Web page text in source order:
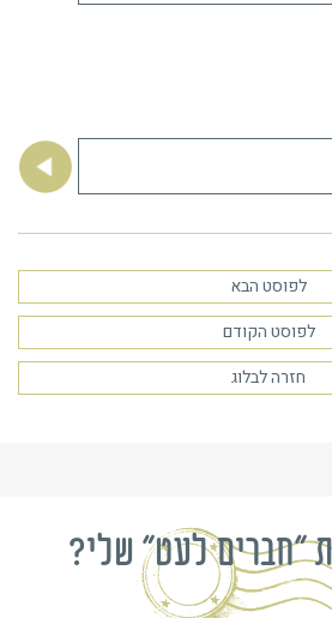
לפוסט הבא
לפוסט הקודם
חזרה לבלוג
"חברים לעט" שלי?